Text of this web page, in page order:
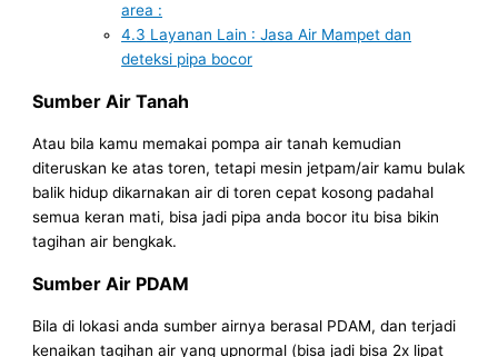
area :
4.3 Layanan Lain : Jasa Air Mampet dan
deteksi pipa bocor
Sumber Air Tanah
Atau bila kamu memakai pompa air tanah kemudian
diteruskan ke atas toren, tetapi mesin jetpam/air kamu bulak
balik hidup dikarnakan air di toren cepat kosong padahal
semua keran mati, bisa jadi pipa anda bocor itu bisa bikin
tagihan air bengkak.
Sumber Air PDAM
Bila di lokasi anda sumber airnya berasal PDAM, dan terjadi
kenaikan tagihan air yang upnormal (bisa jadi bisa 2x lipat